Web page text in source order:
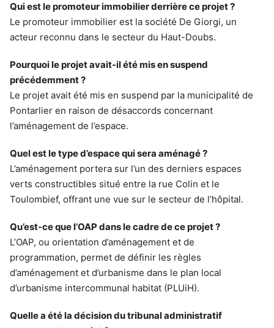
Qui est le promoteur immobilier derrière ce projet ?
Le promoteur immobilier est la société De Giorgi, un
acteur reconnu dans le secteur du Haut-Doubs.
Pourquoi le projet avait-il été mis en suspend
précédemment ?
Le projet avait été mis en suspend par la municipalité de
Pontarlier en raison de désaccords concernant
l’aménagement de l’espace.
Quel est le type d’espace qui sera aménagé ?
L’aménagement portera sur l’un des derniers espaces
verts constructibles situé entre la rue Colin et le
Toulombief, offrant une vue sur le secteur de l’hôpital.
Qu’est-ce que l’OAP dans le cadre de ce projet ?
L’OAP, ou orientation d’aménagement et de
programmation, permet de définir les règles
d’aménagement et d’urbanisme dans le plan local
d’urbanisme intercommunal habitat (PLUiH).
Quelle a été la décision du tribunal administratif